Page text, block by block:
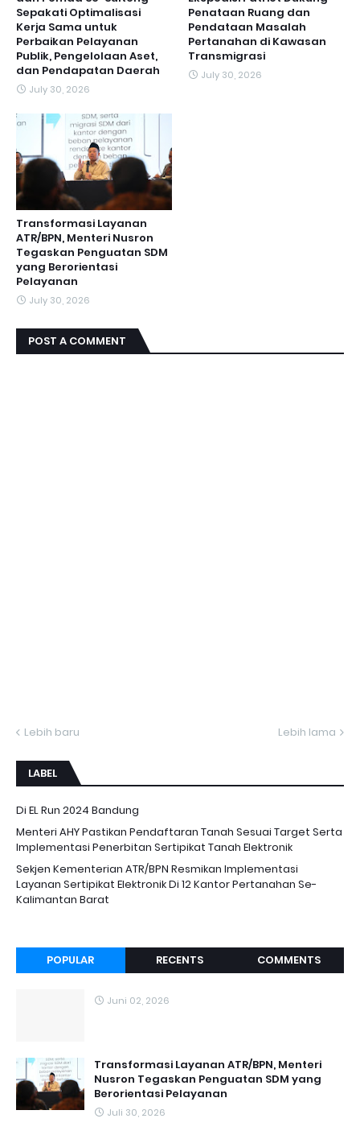
Sepakati Optimalisasi
Kerja Sama untuk
Perbaikan Pelayanan
Publik, Pengelolaan Aset,
dan Pendapatan Daerah
July 30, 2026
Penataan Ruang dan
Pendataan Masalah
Pertanahan di Kawasan
Transmigrasi
July 30, 2026
Transformasi Layanan
ATR/BPN, Menteri Nusron
Tegaskan Penguatan SDM
yang Berorientasi
Pelayanan
July 30, 2026
POST A COMMENT
Lebih baru Lebih lama
LABEL
Di EL Run 2024 Bandung
Menteri AHY Pastikan Pendaftaran Tanah Sesuai Target Serta
Implementasi Penerbitan Sertipikat Tanah Elektronik
Sekjen Kementerian ATR/BPN Resmikan Implementasi
Layanan Sertipikat Elektronik Di 12 Kantor Pertanahan Se-
Kalimantan Barat
POPULAR RECENTS COMMENTS
Juni 02, 2026
Transformasi Layanan ATR/BPN, Menteri
Nusron Tegaskan Penguatan SDM yang
Berorientasi Pelayanan
Juli 30, 2026